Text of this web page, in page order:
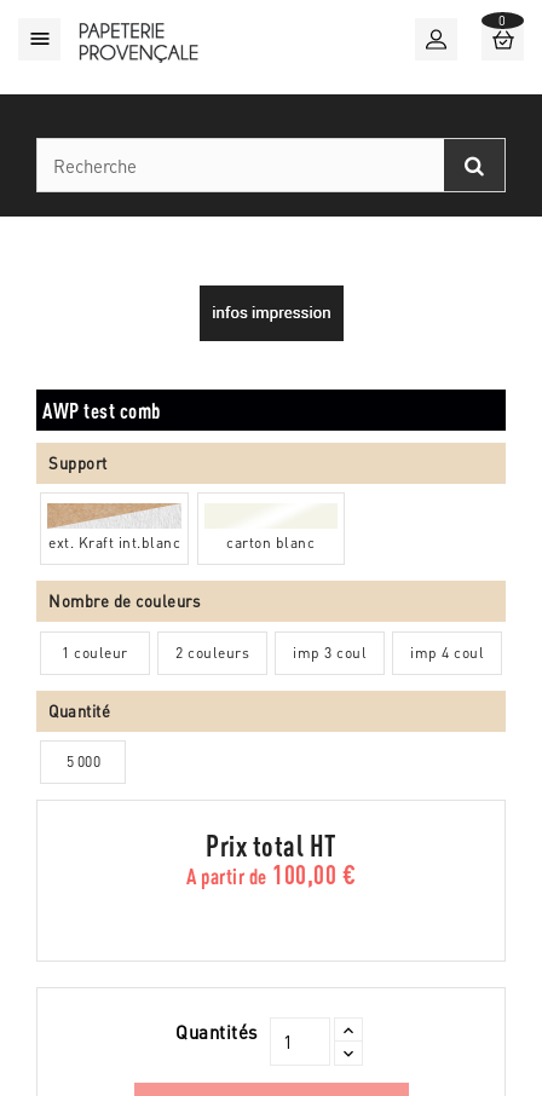

0
AWP test comb
Support
ext. Kraft int.blanc carton blanc
Nombre de couleurs
1 couleur 2 couleurs imp 3 coul imp 4 coul
Quantité
5 000
Prix total HT
A partir de 100,00 €
Quantités